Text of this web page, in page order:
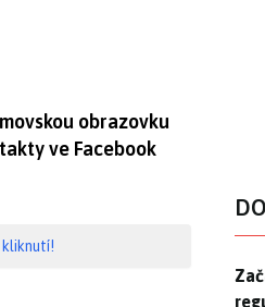
obrazovku
ve Facebook